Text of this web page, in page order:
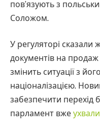
пов’язують з
Соложом.
У регуляторі
документів на продаж
змінить ситуації з
націоналізацією.
забезпечити перехід
парламент вже